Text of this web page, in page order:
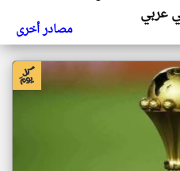
عربي
مصادر أخرى